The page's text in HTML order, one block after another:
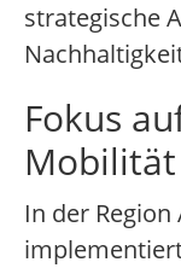
strategische
Fokus
Mobilität
In der